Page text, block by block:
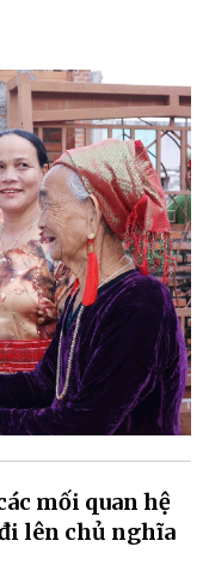
mối quan hệ
lên chủ nghĩa